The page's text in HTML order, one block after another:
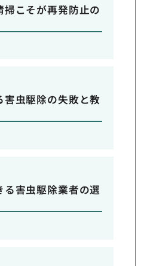
掃こそが再発防止の
害虫駆除の失敗と教
る害虫駆除業者の選